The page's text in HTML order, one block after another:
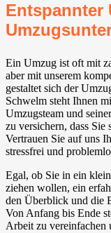
Entspannter
Ein Umzug ist oft mit
aber mit unserem
gestaltet sich der
Schwelm steht Ihnen
Umzugsteam und
zu versichern, dass
Vertrauen Sie auf uns
stressfrei und
Egal, ob Sie in ein
ziehen wollen, ein
den Überblick und die
Von Anfang bis Ende
Arbeit zu vereinfachen